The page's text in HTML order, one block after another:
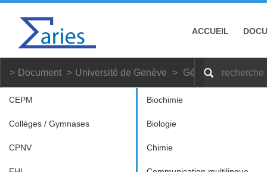
ACCUEIL
Document Université de Genève Géographie et
CEPM
Collèges / Gymnases
CPNV
Biochimie
Biologie
Chimie